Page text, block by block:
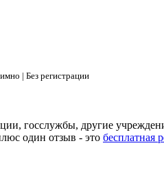
| Без регистрации
госслужбы, другие
один отзыв - это бесплатная